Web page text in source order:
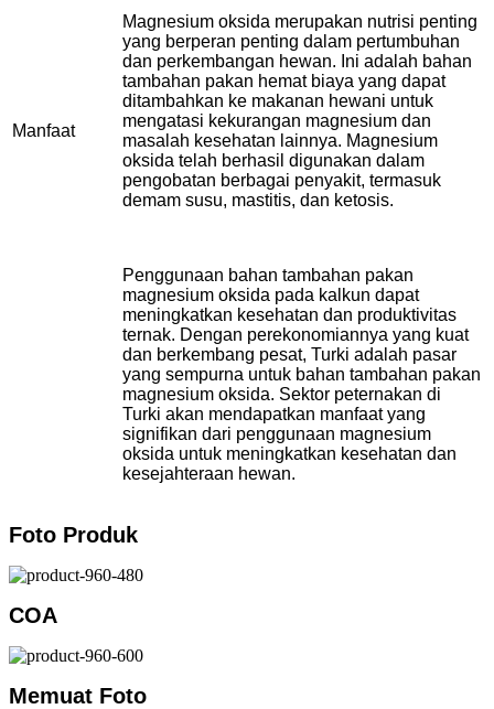
Manfaat
Magnesium oksida merupakan nutrisi penting
yang berperan penting dalam pertumbuhan
dan perkembangan hewan. Ini adalah bahan
tambahan pakan hemat biaya yang dapat
ditambahkan ke makanan hewani untuk
mengatasi kekurangan magnesium dan
masalah kesehatan lainnya. Magnesium
oksida telah berhasil digunakan dalam
pengobatan berbagai penyakit, termasuk
demam susu, mastitis, dan ketosis.
Penggunaan bahan tambahan pakan
magnesium oksida pada kalkun dapat
meningkatkan kesehatan dan produktivitas
ternak. Dengan perekonomiannya yang kuat
dan berkembang pesat, Turki adalah pasar
yang sempurna untuk bahan tambahan pakan
magnesium oksida. Sektor peternakan di
Turki akan mendapatkan manfaat yang
signifikan dari penggunaan magnesium
oksida untuk meningkatkan kesehatan dan
kesejahteraan hewan.
Foto Produk
COA
Memuat Foto